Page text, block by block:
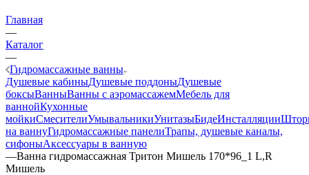
Главная
—
Каталог
—
Гидромассажные ванны
Душевые кабиныДушевые поддоныДушевые
боксыВанныВанны с аэромассажемМебель для
ваннойКухонные
мойкиСмесителиУмывальникиУнитазыБидеИнсталляции
на ваннуГидромассажные панелиТрапы, душевые каналы,
сифоныАксессуары в ванную
—Ванна гидромассажная Тритон Мишель 170*96_1 L,R
Мишель